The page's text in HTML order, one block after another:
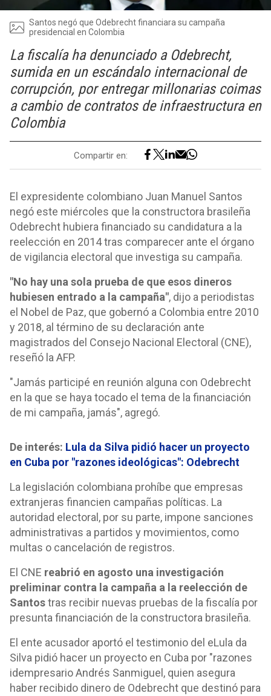
Santos negó que Odebrecht financiara su campaña
presidencial en Colombia
La fiscalía ha denunciado a Odebrecht,
sumida en un escándalo internacional de
corrupción, por entregar millonarias coimas
a cambio de contratos de infraestructura en
Colombia
Compartir en:
El expresidente colombiano Juan Manuel Santos
negó este miércoles que la constructora brasileña
Odebrecht hubiera financiado su candidatura a la
reelección en 2014 tras comparecer ante el órgano
de vigilancia electoral que investiga su campaña.
"No hay una sola prueba de que esos dineros
hubiesen entrado a la campaña", dijo a periodistas
el Nobel de Paz, que gobernó a Colombia entre 2010
y 2018, al término de su declaración ante
magistrados del Consejo Nacional Electoral (CNE),
reseñó la AFP.
"Jamás participé en reunión alguna con Odebrecht
en la que se haya tocado el tema de la financiación
de mi campaña, jamás", agregó.
De interés: Lula da Silva pidió hacer un proyecto
en Cuba por "razones ideológicas": Odebrecht
La legislación colombiana prohíbe que empresas
extranjeras financien campañas políticas. La
autoridad electoral, por su parte, impone sanciones
administrativas a partidos y movimientos, como
multas o cancelación de registros.
El CNE reabrió en agosto una investigación
preliminar contra la campaña a la reelección de
Santostras recibir nuevas pruebas de la fiscalía por
presunta financiación de la constructora brasileña.
El ente acusador aportó el testimonio del eLula da
Silva pidió hacer un proyecto en Cuba por "razones
idempresario Andrés Sanmiguel, quien asegura
haber recibido dinero de Odebrecht que destinó para